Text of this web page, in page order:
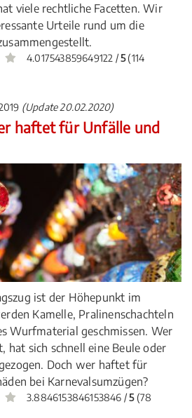
viele rechtliche Facetten. Wir
Urteile rund um die
4.017543859649122 /5(114
(Update 20.02.2020)
haftet für Unfälle und
ist der Höhepunkt im
Kamelle, Pralinenschachteln
Wurfmaterial geschmissen. Wer
hat sich schnell eine Beule oder
Doch wer haftet für
bei Karnevalsumzügen?
3.8846153846153846 /5(78